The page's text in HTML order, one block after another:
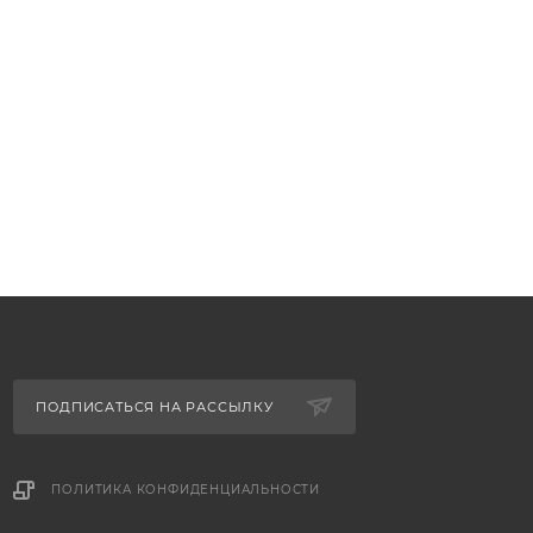
ПОДПИСАТЬСЯ НА РАССЫЛКУ
ПОЛИТИКА КОНФИДЕНЦИАЛЬНОСТИ